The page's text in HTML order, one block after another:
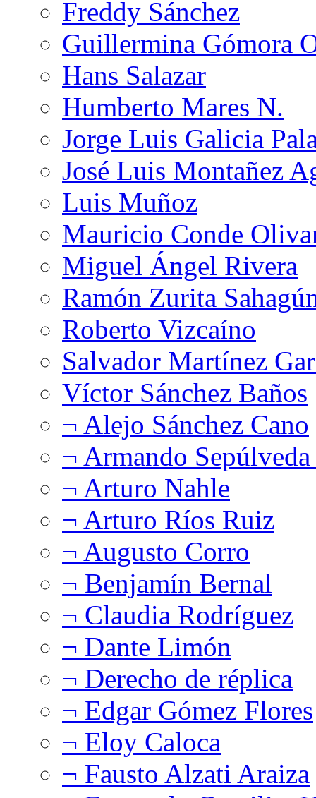
Freddy Sánchez
Guillermina Gómora
Hans Salazar
Humberto Mares N.
Jorge Luis Galicia
José Luis Montañez
Luis Muñoz
Mauricio Conde
Miguel Ángel Rivera
Ramón Zurita
Roberto Vizcaíno
Salvador Martínez
Víctor Sánchez Baños
¬ Alejo Sánchez Cano
¬ Armando
¬ Arturo Nahle
¬ Arturo Ríos Ruiz
¬ Augusto Corro
¬ Benjamín Bernal
¬ Claudia Rodríguez
¬ Dante Limón
¬ Derecho de réplica
¬ Edgar Gómez Flores
¬ Eloy Caloca
¬ Fausto Alzati Araiza